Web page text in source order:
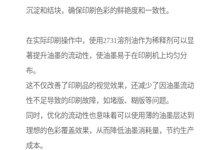
沉淀和结块，确保印刷色彩的鲜艳度和一致性。
在实际印刷操作中，使用2731溶剂油作为稀释剂可以显
著提升油墨的流动性，使油墨易于在印刷机上均匀分
布。
这不仅改善了印刷品的视觉效果，还减少了因油墨流动
性不足导致的印刷故障，如堵版、糊版等问题。
同时，优化的流动性也意味着可以使用薄的油墨层达到
理想的色彩覆盖效果，从而降低油墨消耗量，节约生产
成本。